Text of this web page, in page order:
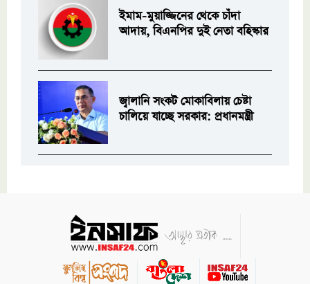
ইমাম-মুয়াজ্জিনের থেকে চাঁদা
আদায়, বিএনপির দুই নেতা বহিস্কার
জ্বালানি সংকট মোকাবিলায় চেষ্টা
চালিয়ে যাচ্ছে সরকার: প্রধানমন্ত্রী